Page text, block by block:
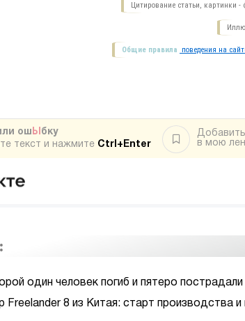
Цитирование статьи, картинки -
Общие правила поведения на
ош Ы бку
текст и нажмите Ctrl+Enter
Добавить
в мою
один человек погиб и пятеро
8 из Китая: старт производства и